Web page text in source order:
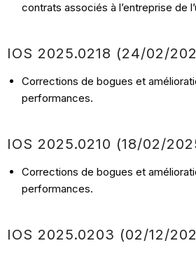
contrats associés à l’entreprise de
IOS 2025.0218 (24/02/
Corrections de bogues et
performances.
IOS 2025.0210 (18/02/
Corrections de bogues et
performances.
IOS 2025.0203 (02/12/